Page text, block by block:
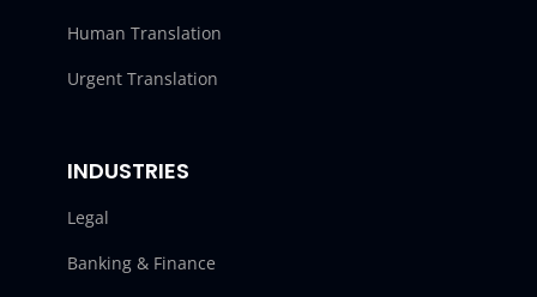
Human Translation
Urgent Translation
INDUSTRIES
Legal
Banking & Finance